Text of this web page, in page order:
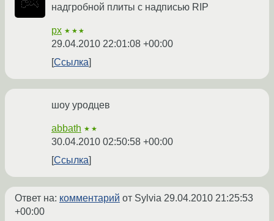
надгробной плиты с надписью RIP
px ★★★
29.04.2010 22:01:08 +00:00
Ссылка
шоу уродцев
abbath ★★
30.04.2010 02:50:58 +00:00
Ссылка
Ответ на: комментарий от Sylvia 29.04.2010 21:25:53
+00:00